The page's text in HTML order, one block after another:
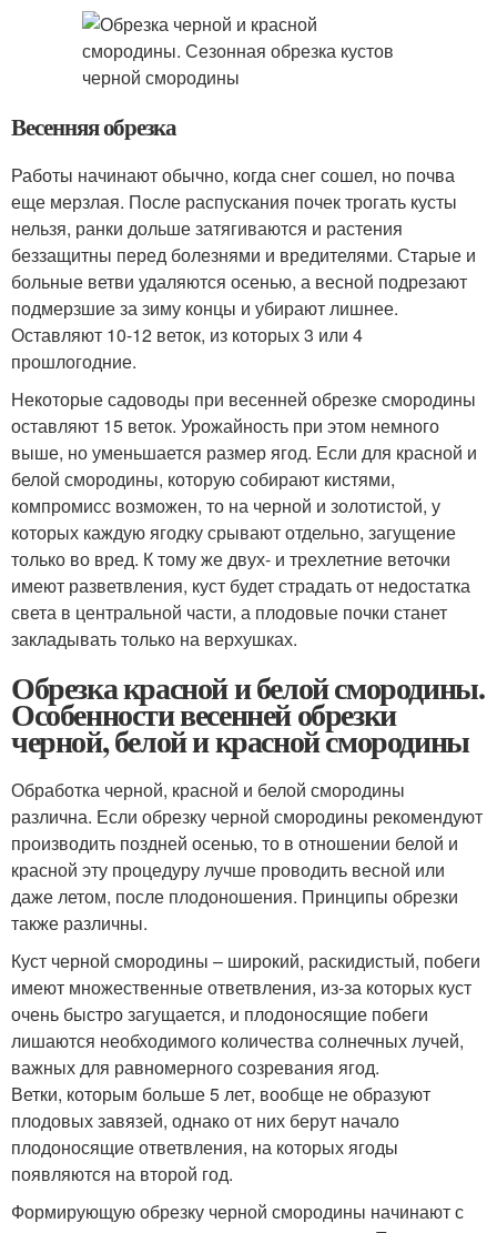
Весенняя обрезка
Работы начинают обычно, когда снег сошел, но почва
еще мерзлая. После распускания почек трогать кусты
нельзя, ранки дольше затягиваются и растения
беззащитны перед болезнями и вредителями. Старые и
больные ветви удаляются осенью, а весной подрезают
подмерзшие за зиму концы и убирают лишнее.
Оставляют 10-12 веток, из которых 3 или 4
прошлогодние.
Некоторые садоводы при весенней обрезке смородины
оставляют 15 веток. Урожайность при этом немного
выше, но уменьшается размер ягод. Если для красной и
белой смородины, которую собирают кистями,
компромисс возможен, то на черной и золотистой, у
которых каждую ягодку срывают отдельно, загущение
только во вред. К тому же двух- и трехлетние веточки
имеют разветвления, куст будет страдать от недостатка
света в центральной части, а плодовые почки станет
закладывать только на верхушках.
Обрезка красной и белой смородины.
Особенности весенней обрезки
черной, белой и красной смородины
Обработка черной, красной и белой смородины
различна. Если обрезку черной смородины рекомендуют
производить поздней осенью, то в отношении белой и
красной эту процедуру лучше проводить весной или
даже летом, после плодоношения. Принципы обрезки
также различны.
Куст черной смородины – широкий, раскидистый, побеги
имеют множественные ответвления, из-за которых куст
очень быстро загущается, и плодоносящие побеги
лишаются необходимого количества солнечных лучей,
важных для равномерного созревания ягод.
Ветки, которым больше 5 лет, вообще не образуют
плодовых завязей, однако от них берут начало
плодоносящие ответвления, на которых ягоды
появляются на второй год.
Формирующую обрезку черной смородины начинают с